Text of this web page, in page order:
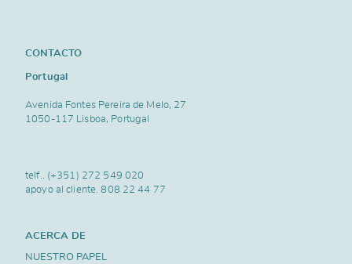
CONTACTO
Portugal
Avenida Fontes Pereira de Melo, 27
1050-117 Lisboa, Portugal
telf.. (+351) 272 549 020
apoyo al cliente.808 22 44 77
ACERCA DE
NUESTRO PAPEL